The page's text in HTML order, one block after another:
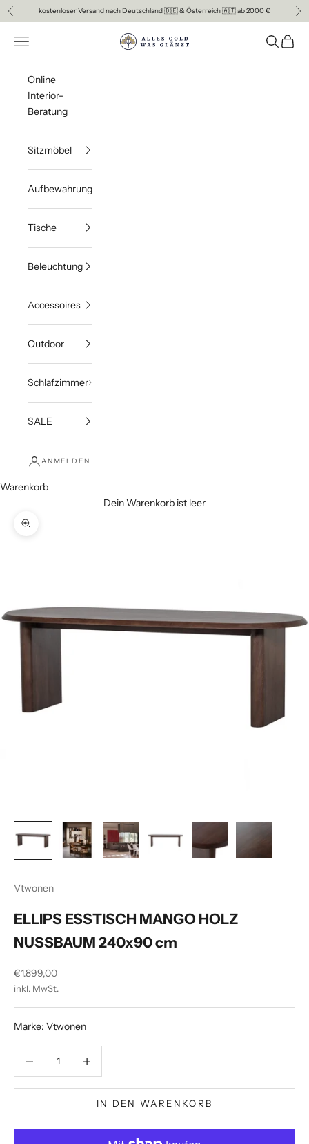
Zum Inhalt springen
Zurück kostenloser Versand nach Deutschland 🇩🇪 & Österreich 🇦🇹 ab 2000 € Vor
ALLES GOLD WAS GLAENZT
Menü Suchen
Online
Interior-
Beratung
Sitzmöbel
Aufbewahrung
Tische
Beleuchtung
Accessoires
Outdoor
Schlafzimmer
SALE
ANMELDEN
Warenkorb
Dein Warenkorb ist leer
Bild vergrößern
Vtwonen
ELLIPS ESSTISCH MANGO HOLZ
NUSSBAUM 240x90 cm
Angebot
€1.899,00
inkl. MwSt.
Marke: Vtwonen
IN DEN WARENKORB